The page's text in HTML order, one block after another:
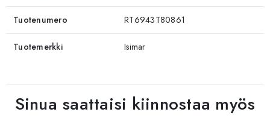
Tuotenumero RT6943T80861
Tuotemerkki Isimar
Sinua saattaisi kiinnostaa myös